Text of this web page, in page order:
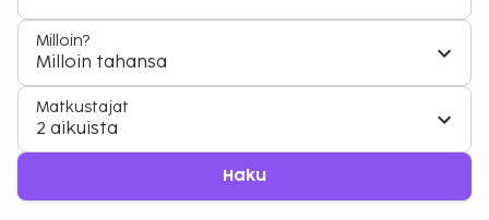
Milloin?
Milloin tahansa
Matkustajat
2 aikuista
Haku